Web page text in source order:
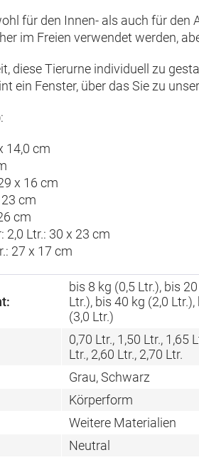
für den Innen- als auch für den
im Freien verwendet werden,
diese Tierurne individuell zu
ein Fenster, über das Sie zu
:
14,0 cm
x 16 cm
cm
cm
2,0 Ltr.: 30 x 23 cm
27 x 17 cm
bis 8 kg (0,5 Ltr.), bis
Ltr.), bis 40 kg (2,0
(3,0 Ltr.)
0,70 Ltr., 1,50 Ltr., 1,65
Ltr., 2,60 Ltr., 2,70 Ltr.
Grau, Schwarz
Körperform
Weitere Materialien
Neutral